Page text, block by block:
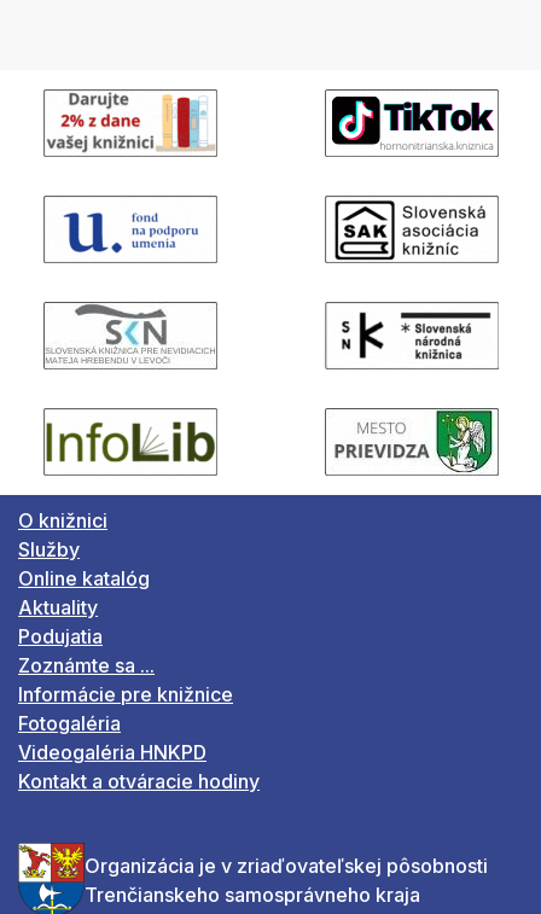
O knižnici
Služby
Online katalóg
Aktuality
Podujatia
Zoznámte sa ...
Informácie pre knižnice
Fotogaléria
Videogaléria HNKPD
Kontakt a otváracie hodiny
Organizácia je v zriaďovateľskej pôsobnosti
Trenčianskeho samosprávneho kraja